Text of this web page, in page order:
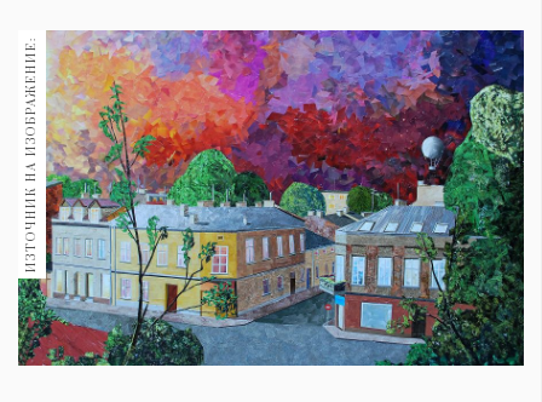
Книги
30+ 1970
Гурме 1709
Пътувай
237
Здраве 389
Gentlemen
ИЗТОЧНИК НА ИЗОБРАЖЕНИЕ: